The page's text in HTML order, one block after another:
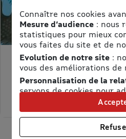
MON PETIT SCIENCE
Meilleur prix :
Connaître nos cookies
Mesure d’audience: nous
statistiques pour mieux
vous faites du site et de
Evolution de notre site:
vous des améliorations de
Personnalisation de la
servons de cookies pour
et personnaliser nos offres
Univers publicitaire: nous
partenaires des cookies
publicités personnalisées